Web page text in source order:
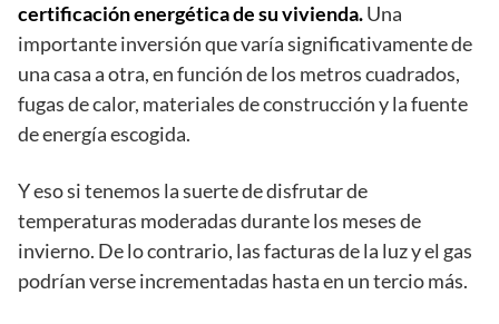
certificación energética de su vivienda.Una
importante inversión que varía significativamente de
una casa a otra, en función de los metros cuadrados,
fugas de calor, materiales de construcción y la fuente
de energía escogida.
Y eso si tenemos la suerte de disfrutar de
temperaturas moderadas durante los meses de
invierno. De lo contrario, las facturas de la luz y el gas
podrían verse incrementadas hasta en un tercio más.